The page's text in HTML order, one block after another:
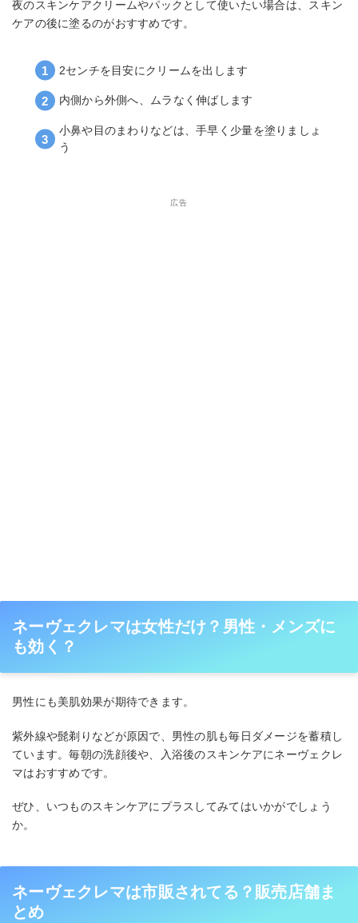
夜のスキンケアクリームやパックとして使いたい場合は、スキン
ケアの後に塗るのがおすすめです。
2センチを目安にクリームを出します
内側から外側へ、ムラなく伸ばします
小鼻や目のまわりなどは、手早く少量を塗りましょ
う
広告
ネーヴェクレマは女性だけ？男性・メンズに
も効く？
男性にも美肌効果が期待できます。
紫外線や髭剃りなどが原因で、男性の肌も毎日ダメージを蓄積し
ています。毎朝の洗顔後や、入浴後のスキンケアにネーヴェクレ
マはおすすめです。
ぜひ、いつものスキンケアにプラスしてみてはいかがでしょう
か。
ネーヴェクレマは市販されてる？販売店舗ま
とめ